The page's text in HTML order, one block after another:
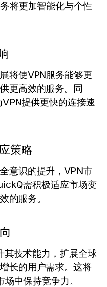
将更加智能化与个性
将使VPN服务能够更
更高效的服务。同
提供更快的连接速
策略
意识的提升，VPN市
需积极适应市场变
的服务。
其技术能力，扩展全球
长的用户需求。这将
中保持竞争力。